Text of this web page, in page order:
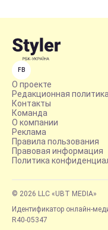
FB
О проекте
Редакционная
Контакты
Команда
О компании
Реклама
Правила пользования
Правовая информация
Политика
© 2026 LLC «UBT MEDIA»
Идентификатор онлайн-
R40-05347